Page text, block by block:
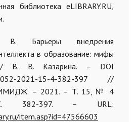
библиотека eLIBRARY.RU,
В. Барьеры внедрения
в образование: мифы
/ В. В. Казарина. – DOI
5052-2021-15-4-382-397 //
ИМИДЖ. – 2021. – Т. 15, № 4
397. – URL:
item.asp?id=47566603